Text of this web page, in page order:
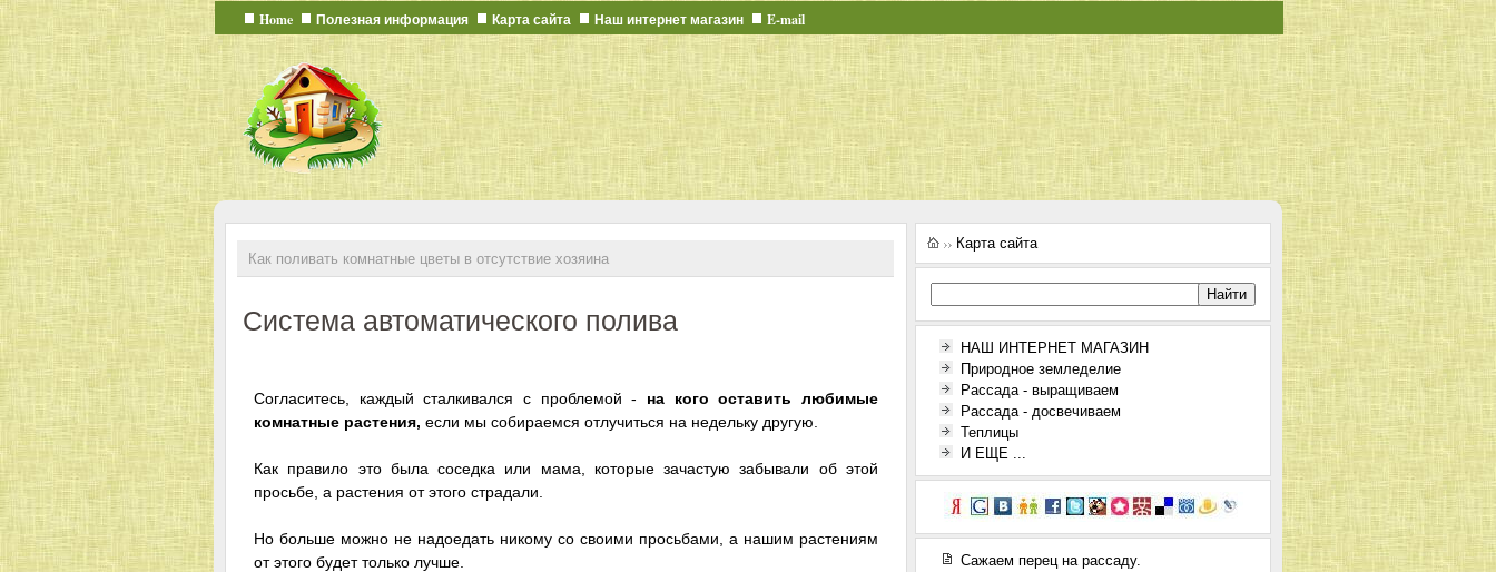
Как поливать комнатные цветы в отсутствие хозяина
Система автоматического полива
Согласитесь, каждый сталкивался с проблемой - на кого оставить любимые
комнатные растения, если мы собираемся отлучиться на недельку другую.
Как правило это была соседка или мама, которые зачастую забывали об этой
просьбе, а растения от этого страдали.
Но больше можно не надоедать никому со своими просьбами, а нашим растениям
от этого будет только лучше.
Карта сайта
НАШ ИНТЕРНЕТ МАГАЗИН
Природное земледелие
Рассада - выращиваем
Рассада - досвечиваем
Теплицы
И ЕЩЕ ...
Сажаем перец на рассаду.
Home Полезная информация Карта сайта Наш интернет магазин E-mail